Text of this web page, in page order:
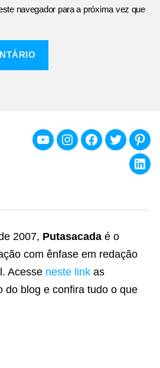
navegador para a próxima vez que
YoutubeInstagramFacebook
Twitter
2007, Putasacada é o
com ênfase em redação
Acesse neste link as
do blog e confira tudo o que